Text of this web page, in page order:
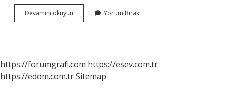
Devamını okuyun
Testi
Yorum Bırak
https://forumgrafi.com https://esev.com.tr
https://edom.com.trSitemap